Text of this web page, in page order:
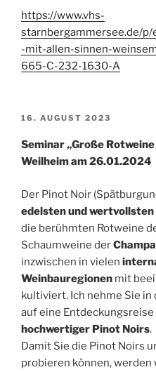
https://www.vhs-
starnbergammersee.de/
-mit-allen-sinnen-
665-C-232-1630-A
VERÖFFENTLICHT
16. AUGUST 2023
Seminar „Große
Weilheim am 26.01.2024
Der Pinot Noir
edelsten und
die berühmten Rotweine
Schaumweine der
inzwischen in vielen
Weinbauregionen mit
kultiviert. Ich nehme Sie
auf eine Entdeckungsreise
hochwertiger Pinot Noirs.
Damit Sie die Pinot Noirs
probieren können,